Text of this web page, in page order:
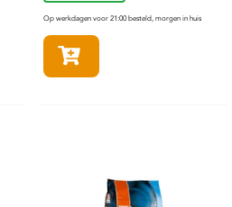
Op werkdagen voor 21:00 besteld, morgen in huis